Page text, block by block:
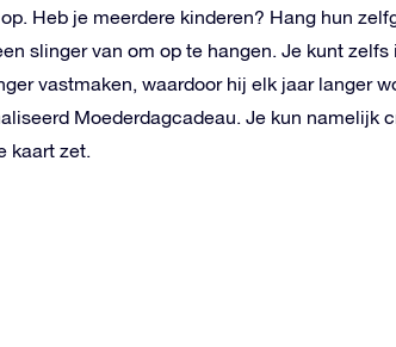
Heb je meerdere kinderen? Hang hun
slinger van om op te hangen. Je kunt zelfs
vastmaken, waardoor hij elk jaar langer
Moederdagcadeau. Je kun namelijk
kaart zet.